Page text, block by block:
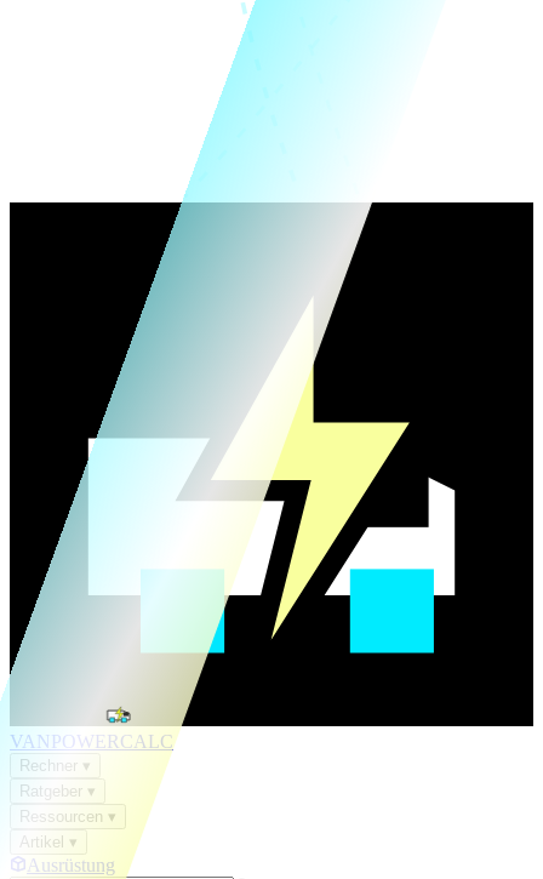
VAN POWERCALC
Rechner ▾
Ratgeber ▾
Ressourcen ▾
Artikel ▾
Ausrüstung